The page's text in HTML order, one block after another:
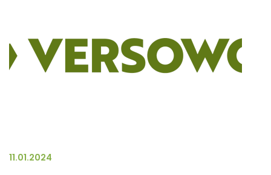
11.01.2024